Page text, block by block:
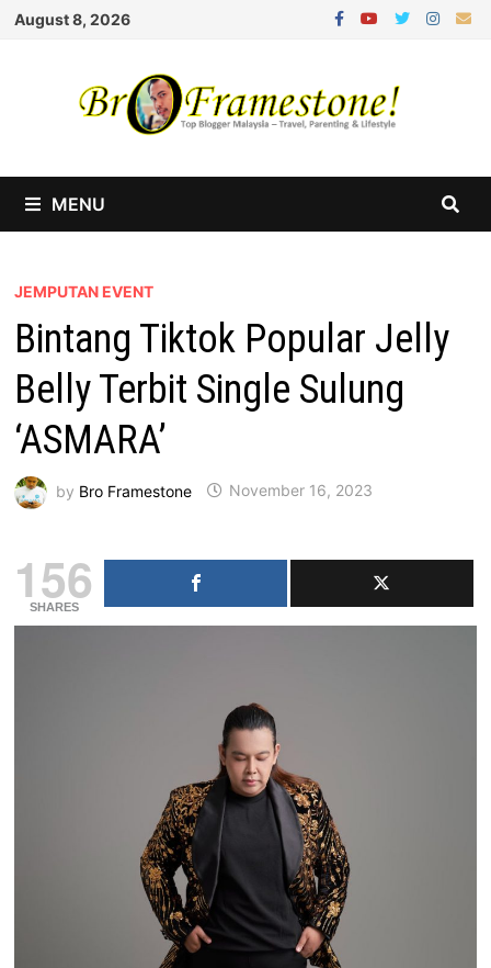
Skip
August 8, 2026
MENU
JEMPUTAN EVENT
Bintang Tiktok Popular Jelly
Belly Terbit Single Sulung
‘ASMARA’
by Bro Framestone November 16, 2023
156
SHARES